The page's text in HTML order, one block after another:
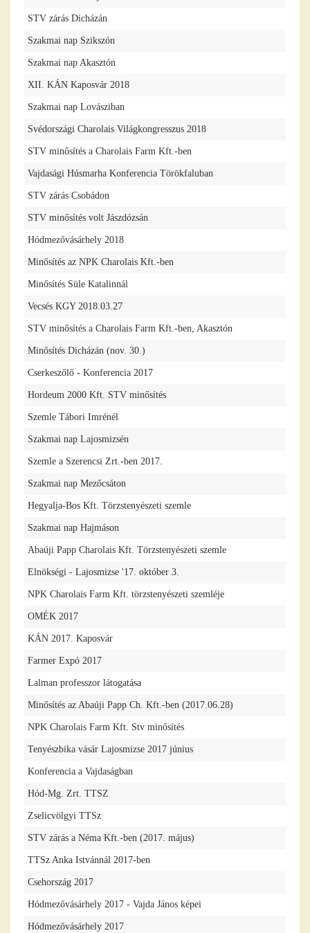
STV zárás Dicházán
Szakmai nap Szikszón
Szakmai nap Akasztón
XII. KÁN Kaposvár 2018
Szakmai nap Lovásziban
Svédországi Charolais Világkongresszus 2018
STV minősítés a Charolais Farm Kft.-ben
Vajdasági Húsmarha Konferencia Törökfaluban
STV zárás Csobádon
STV minősítés volt Jászdózsán
Hódmezővásárhely 2018
Minősítés az NPK Charolais Kft.-ben
Minősítés Süle Katalinnál
Vecsés KGY 2018.03.27
STV minősítés a Charolais Farm Kft.-ben, Akasztón
Minősítés Dicházán (nov. 30.)
Cserkeszőlő - Konferencia 2017
Hordeum 2000 Kft. STV minősítés
Szemle Tábori Imrénél
Szakmai nap Lajosmizsén
Szemle a Szerencsi Zrt.-ben 2017.
Szakmai nap Mezőcsáton
Hegyalja-Bos Kft. Törzstenyészeti szemle
Szakmai nap Hajmáson
Abaúji Papp Charolais Kft. Törzstenyészeti szemle
Elnökségi - Lajosmizse '17. október 3.
NPK Charolais Farm Kft. törzstenyészeti szemléje
OMÉK 2017
KÁN 2017. Kaposvár
Farmer Expó 2017
Lalman professzor látogatása
Minősítés az Abaúji Papp Ch. Kft.-ben (2017.06.28)
NPK Charolais Farm Kft. Stv minősítés
Tenyészbika vásár Lajosmizse 2017 június
Konferencia a Vajdaságban
Hód-Mg. Zrt. TTSZ
Zselicvölgyi TTSz
STV zárás a Néma Kft.-ben (2017. május)
TTSz Anka Istvánnál 2017-ben
Csehország 2017
Hódmezővásárhely 2017 - Vajda János képei
Hódmezővásárhely 2017